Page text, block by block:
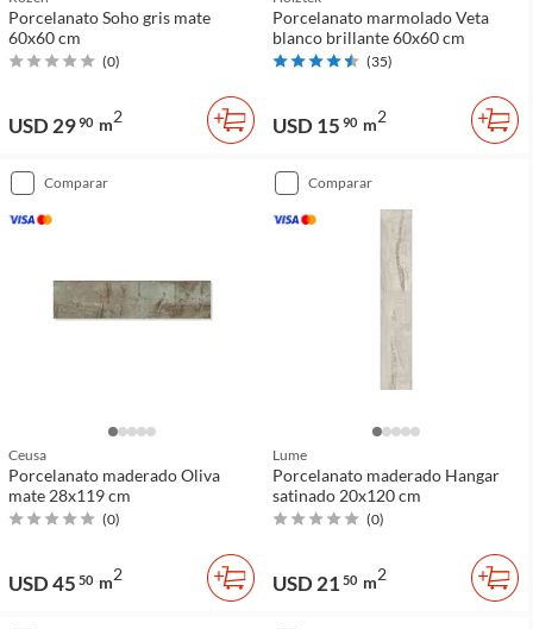
Porcelanato Soho gris mate
60x60 cm
(0)
USD 2990 m2
Porcelanato marmolado Veta
blanco brillante 60x60 cm
(35)
USD 15 90 m2
comparar
Ceusa
Porcelanato maderado Oliva
mate 28x119 cm
(0)
USD 45 50 m2
comparar
Lume
Porcelanato maderado Hangar
satinado 20x120 cm
(0)
USD 21 50 m2